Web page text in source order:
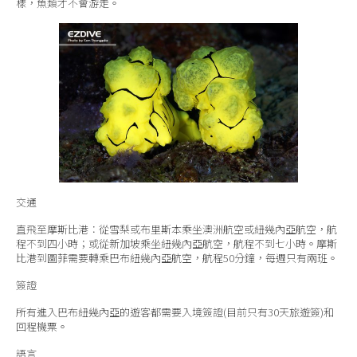
交通
直飛至摩斯比港：從雪梨或布里斯本乘坐澳洲航空或紐幾內亞航空，航
程不到四小時；或從新加坡乘坐紐幾內亞航空，航程不到七小時。摩斯
比港到圖菲需要轉乘巴布紐幾內亞航空，航程50分鐘，每週只有兩班。
簽證
所有進入巴布紐幾內亞的遊客都需要入境簽證(目前只有30天旅遊簽)和
回程機票。
語言